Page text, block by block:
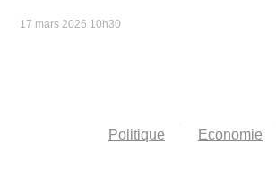
17 mars 2026 10h30
Politique Economie